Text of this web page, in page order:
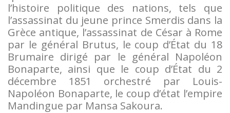
l’histoire politique des nations, tels que
l’assassinat du jeune prince Smerdis dans la
Grèce antique, l’assassinat de César à Rome
par le général Brutus, le coup d’État du 18
Brumaire dirigé par le général Napoléon
Bonaparte, ainsi que le coup d’État du 2
décembre 1851 orchestré par Louis-
Napoléon Bonaparte, le coup d’état l’empire
Mandingue par Mansa Sakoura.